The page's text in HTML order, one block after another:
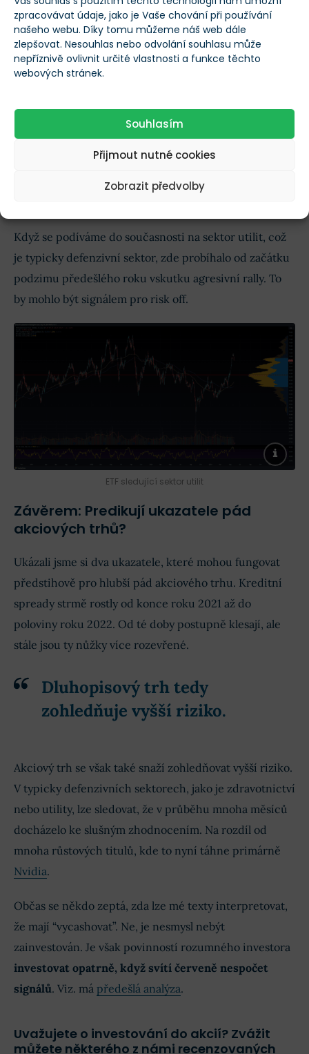
zpracovávat údaje, jako je Vaše chování při používání
našeho webu. Díky tomu můžeme náš web dále
zlepšovat. Nesouhlas nebo odvolání souhlasu může
nepříznivě ovlivnit určité vlastnosti a funkce těchto
webových stránek.
Souhlasím
Přijmout nutné cookies
Zobrazit předvolby
Když se podíváme do současnosti na sektor utilit, což
je typicky defenzivní sektor, zde probíhalo od začátku
podzimu předešlého roku vskutku agresivní rally. To
by mohlo být signálem pro risk off.
ETF sledující sektor utilit
Závěrem: Predikují ukazatele pád
akciových trhů?
Ukázali jsme si dva ukazatele, které mohou fungovat
předstihově pro hlubší pád akciového trhu. Kreditní
spready strmě rostly od konce roku 2021 až do
poloviny roku 2022. Od té doby postupně klesají, ale
stále jsou ty nůžky více rozevřené.
Dluhopisový trh tedy
zohledňuje vyšší riziko.
Akciový trh se však také snaží zohledňovat vyšší riziko.
V typicky defenzivních sektorech, jako je zdravotnictví
nebo utility, lze sledovat, že v průběhu mnoha měsíců
docházelo ke slušným zhodnocením. Na rozdíl od
mnoha růstových titulů, kde to nyní táhne primárně
Nvidia.
Občas se někdo zeptá, zda lze mé texty interpretovat,
že mají “vycashovat”. Ne, je nesmysl nebýt
zainvestován. Je však povinností rozumného investora
investovat opatrně, když svítí červeně nespočet
signálů. Viz. má předešlá analýza.
Uvažujete o investování do akcií? Zvážit
můžete některého z námi recenzovaných